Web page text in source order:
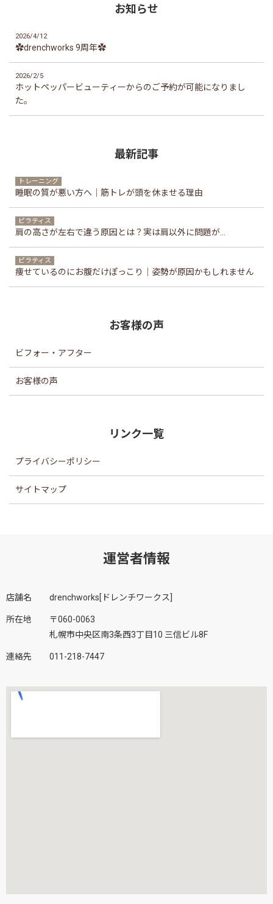
お知らせ
2026/4/12
✿drenchworks 9周年✿
2026/2/5
ホットペッパービューティーからのご予約が可能になりまし
た。
最新記事
トレーニング
睡眠の質が悪い方へ｜筋トレが頭を休ませる理由
ピラティス
肩の高さが左右で違う原因とは？実は肩以外に問題が...
ピラティス
痩せているのにお腹だけぽっこり｜姿勢が原因かもしれません
お客様の声
ビフォー・アフター
お客様の声
リンク一覧
プライバシーポリシー
サイトマップ
運営者情報
店舗名 drenchworks[ドレンチワークス]
所在地
〒060-0063
札幌市中央区南3条西3丁目10 三信ビル8F
連絡先 011-218-7447